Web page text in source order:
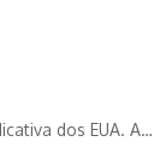
dos EUA. A…